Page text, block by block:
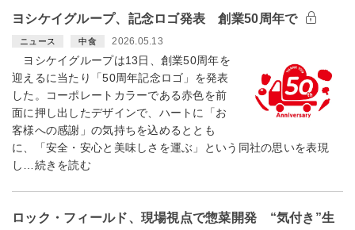
ヨシケイグループ、記念ロゴ発表 創業50周年で
ニュース 中食 2026.05.13
ヨシケイグループは13日、創業50周年を
迎えるに当たり「50周年記念ロゴ」を発表
した。コーポレートカラーである赤色を前
面に押し出したデザインで、ハートに「お
客様への感謝」の気持ちを込めるととも
に、「安全・安心と美味しさを運ぶ」という同社の思いを表現
し…続きを読む
ロック・フィールド、現場視点で惣菜開発 “気付き”生